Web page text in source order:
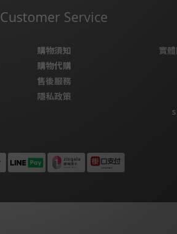
Customer Service
購物須知
購物代購
售後服務
隱私政策
實